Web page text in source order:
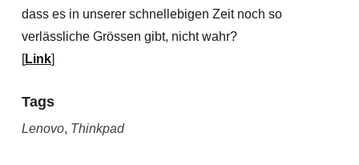
dass es in unserer schnellebigen Zeit noch so
verlässliche Grössen gibt, nicht wahr?
[Link]
Tags
Lenovo, Thinkpad